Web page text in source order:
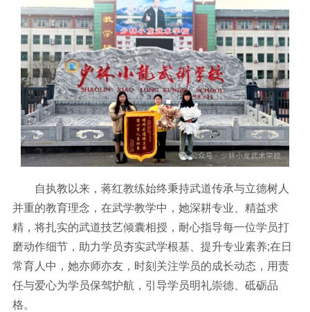
自执教以来，蒋红教练始终秉持武道传承与立德树人
并重的教育理念，在武学教学中，她深耕专业、精益求
精，将扎实的武道技艺倾囊相授，耐心指导每一位学员打
磨动作细节，助力学员夯实武学根基、提升专业素养;在日
常育人中，她亦师亦友，时刻关注学员的成长动态，用责
任与爱心为学员保驾护航，引导学员明礼崇德、砥砺品
格。